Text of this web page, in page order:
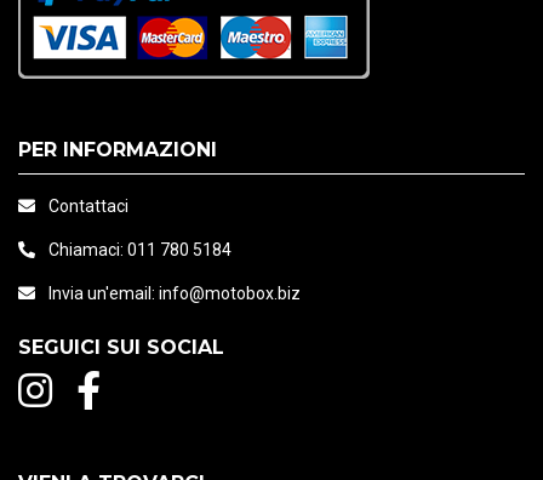
PER INFORMAZIONI
Contattaci
Chiamaci: 011 780 5184
Invia un'email: info@motobox.biz
SEGUICI SUI SOCIAL